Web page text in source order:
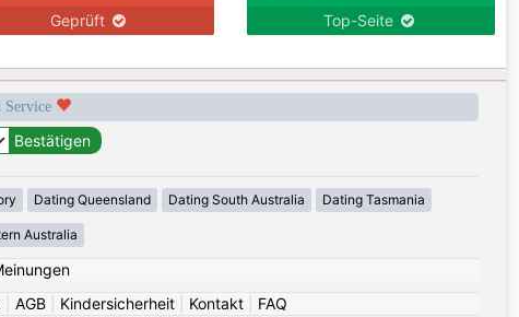
Geprüft Top-Seite
Service
Dating Queensland Dating South Australia Dating Tasmania
Australia
AGB Kindersicherheit Kontakt FAQ